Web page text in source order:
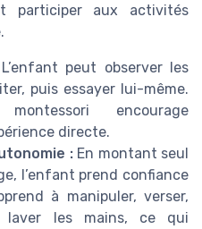
participer aux activités
peut observer les
puis essayer lui-même.
encourage
directe.
:En montant seul
l’enfant prend confiance
à manipuler, verser,
laver les mains, ce qui